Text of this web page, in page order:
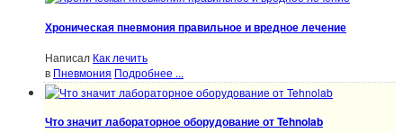
Хроническая пневмония правильное и вредное лечение
Написал Как лечить
в Пневмония Подробнее ...
Что значит лабораторное оборудование от Tehnolab